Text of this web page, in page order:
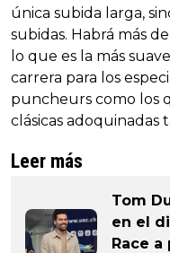
única subida larga,
subidas. Habrá más
lo que es la más
carrera para los
puncheurs como los
clásicas adoquinadas
Leer más
Tom
en el
Race a